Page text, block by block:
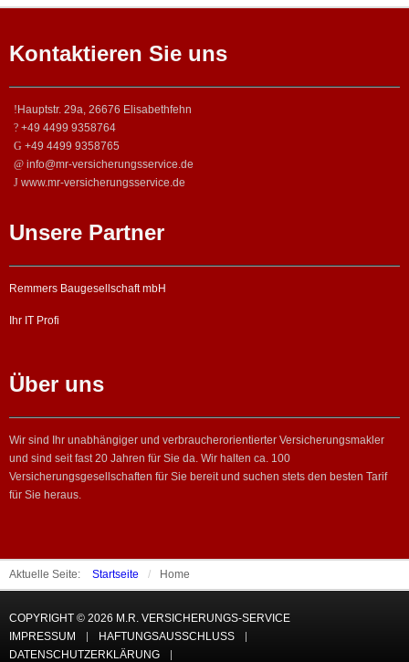
Kontaktieren Sie uns
Hauptstr. 29a, 26676 Elisabethfehn
+49 4499 9358764
+49 4499 9358765
info@mr-versicherungsservice.de
www.mr-versicherungsservice.de
Unsere Partner
Remmers Baugesellschaft mbH
Ihr IT Profi
Über uns
Wir sind Ihr unabhängiger und verbraucherorientierter Versicherungsmakler
und sind seit fast 20 Jahren für Sie da. Wir halten ca. 100
Versicherungsgesellschaften für Sie bereit und suchen stets den besten Tarif
für Sie heraus.
Aktuelle Seite: Startseite / Home
COPYRIGHT © 2026 M.R. VERSICHERUNGS-SERVICE
IMPRESSUM
HAFTUNGSAUSSCHLUSS
DATENSCHUTZERKLÄRUNG